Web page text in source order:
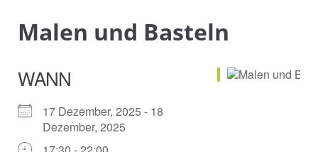
Malen und Basteln
WANN
17 Dezember, 2025 - 18
Dezember, 2025